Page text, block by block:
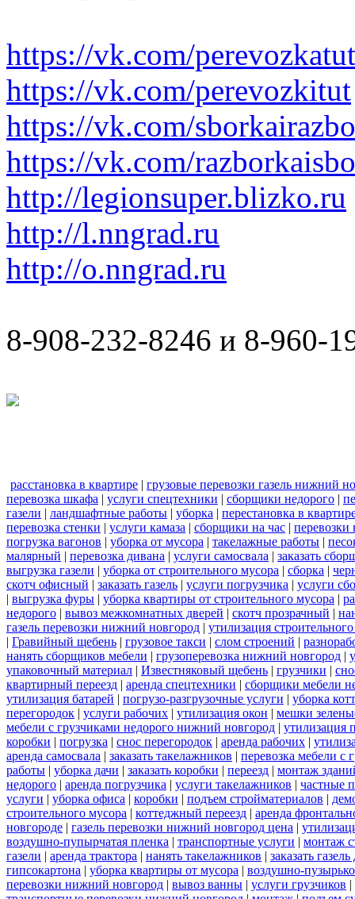
https://vk.com/perevozkatut
https://vk.com/perevozkitut
https://vk.com/
https://vk.com/
http://legionsuper.blizko.ru
http://l.nngrad.ru
http://o.nngrad.ru
8-908-232-8246 и 8-960-
расстановка в квартире | грузовые перевозки газель нижний
перевозка шкафа | услуги спецтехники | сборщики недорого |
газели | ландшафтные работы | уборка | перестановка в
перевозка стенки | услуги камаза | сборщики на час | перевозки
погрузка вагонов | уборка от мусора | такелажные работы |
малярный | перевозка дивана | услуги самосвала | заказать
выгрузка газели | уборка от строительного мусора | сборка |
скотч офисный | заказать газель | услуги погрузчика | услуги
| выгрузка фуры | уборка квартиры от строительного мусора |
недорого | вывоз межкомнатных дверей | скотч прозрачный |
газель перевозки нижний новгород | утилизация
| Гравийный щебень | грузовое такси | слом строений |
нанять сборщиков мебели | грузоперевозка нижний новгород |
упаковочный материал | Известняковый щебень | грузчики |
квартирный переезд | аренда спецтехники | сборщики мебели
утилизация батарей | погрузо-разгрузочные услуги | уборка
перегородок | услуги рабочих | утилизация окон | мешки
мебели с грузчиками недорого нижний новгород | утилизация
коробки | погрузка | снос перегородок | аренда рабочих |
аренда самосвала | заказать такелажников | перевозка мебели с
работы | уборка дачи | заказать коробки | переезд | монтаж
недорого | аренда погрузчика | услуги такелажников | частные
услуги | уборка офиса | коробки | подъем стройматериалов |
строительного мусора | коттеджный переезд | аренда
новгороде | газель перевозки нижний новгород цена |
воздушно-пупырчатая пленка | транспортные услуги | монтаж
газели | аренда трактора | нанять такелажников | заказать
гипсокартона | уборка квартиры от мусора | воздушно-
перевозки нижний новгород | вывоз ванны | услуги грузчиков |